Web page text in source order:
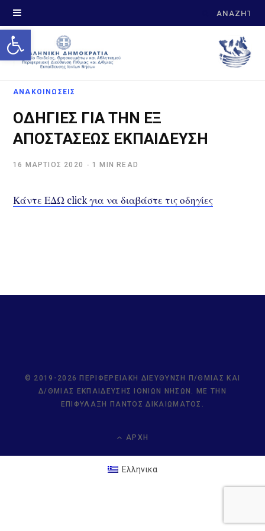
Open toolbar
Search
ΑΝΑΚΟΙΝΩΣΕΙΣ
ΟΔΗΓΙΕΣ ΓΙΑ ΤΗΝ ΕΞ
ΑΠΟΣΤΑΣΕΩΣ ΕΚΠΑΙΔΕΥΣΗ
16 ΜΆΡΤΙΟΣ 2020 1 MIN READ
Κάντε ΕΔΩ click για να διαβάστε τις οδηγίες
© 2019-2026 ΠΕΡΙΦΕΡΕΙΑΚΉ ΔΙΕΎΘΥΝΣΗ Π/ΘΜΙΑΣ ΚΑΙ
Δ/ΘΜΙΑΣ ΕΚΠΑΊΔΕΥΣΗΣ ΙΟΝΊΩΝ ΝΉΣΩΝ. ΜΕ ΤΗΝ
ΕΠΙΦΎΛΑΞΗ ΠΑΝΤΌΣ ΔΙΚΑΙΏΜΑΤΟΣ.
ΑΡΧΉ
Ελληνικα